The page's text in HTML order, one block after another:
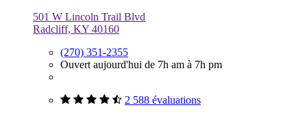
501 W Lincoln Trail Blvd
Radcliff, KY 40160
(270) 351-2355
Ouvert aujourd'hui de 7h am à 7h pm
2 588 évaluations